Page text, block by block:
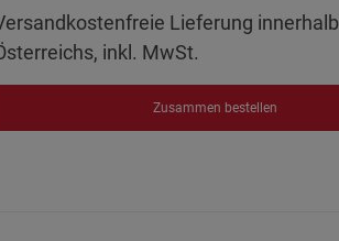
Lieferung innerhalb
inkl. MwSt.
Zusammen bestellen